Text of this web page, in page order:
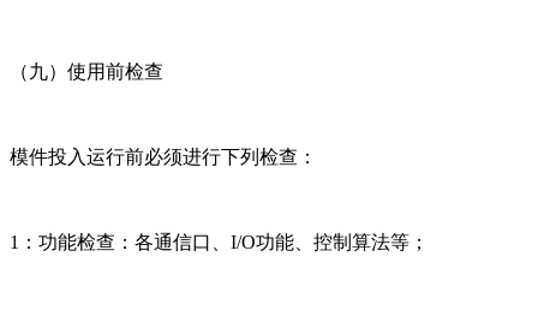
（九）使用前检查
模件投入运行前必须进行下列检查：
1：功能检查：各通信口、I/O功能、控制算法等；